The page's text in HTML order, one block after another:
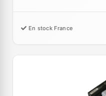
En stock France